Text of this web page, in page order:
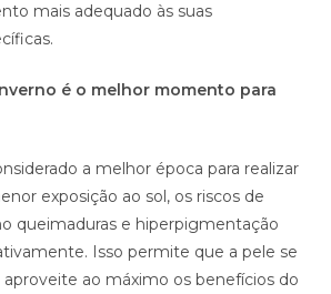
mais adequado às suas
é o melhor momento para
a melhor época para realizar
exposição ao sol, os riscos de
queimaduras e hiperpigmentação
Isso permite que a pele se
ao máximo os benefícios do